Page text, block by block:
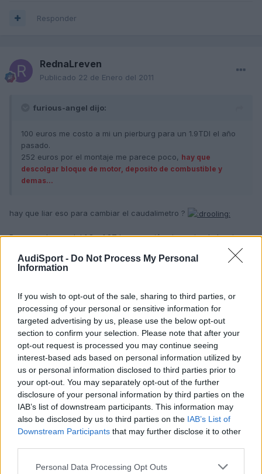
AudiSport - Do Not Process My Personal
Information
If you wish to opt-out of the sale, sharing to third parties, or
processing of your personal or sensitive information for
targeted advertising by us, please use the below opt-out
section to confirm your selection. Please note that after your
opt-out request is processed you may continue seeing
interest-based ads based on personal information utilized by
us or personal information disclosed to third parties prior to
your opt-out. You may separately opt-out of the further
disclosure of your personal information by third parties on the
IAB’s list of downstream participants. This information may
also be disclosed by us to third parties on the IAB’s List of
Downstream Participants that may further disclose it to other
Personal Data Processing Opt Outs
Responder
RednaLreven
Publicado 22 de Enero del 2011
furious-angel dijo:
100 euros me costo a mi un pierburg para un 1.9TDI el año
pasado.
252 euros por el montaje me parece poco, hay que
descolgar bloque de motor, deposito de combustible y
demas...
hay que liar eso para cambiar el caudalimetro ?
Pues en el caso del 1.8 y 1.8T la operación viene siendo la misma
saludos!
Responder
furious-angel
Publicado22 de Enero del 2011
NeverLander dijo:
furious-angel dijo: